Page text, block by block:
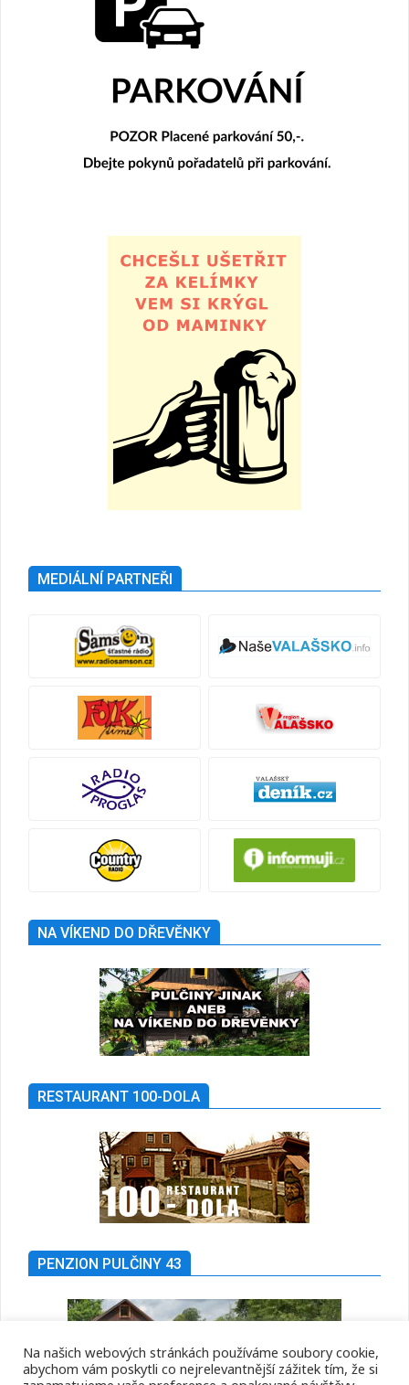
MEDIÁLNÍ PARTNEŘI
NA VÍKEND DO DŘEVĚNKY
RESTAURANT 100-DOLA
PENZION PULČINY 43
Na našich webových stránkách používáme soubory cookie,
abychom vám poskytli co nejrelevantnější zážitek tím, že si